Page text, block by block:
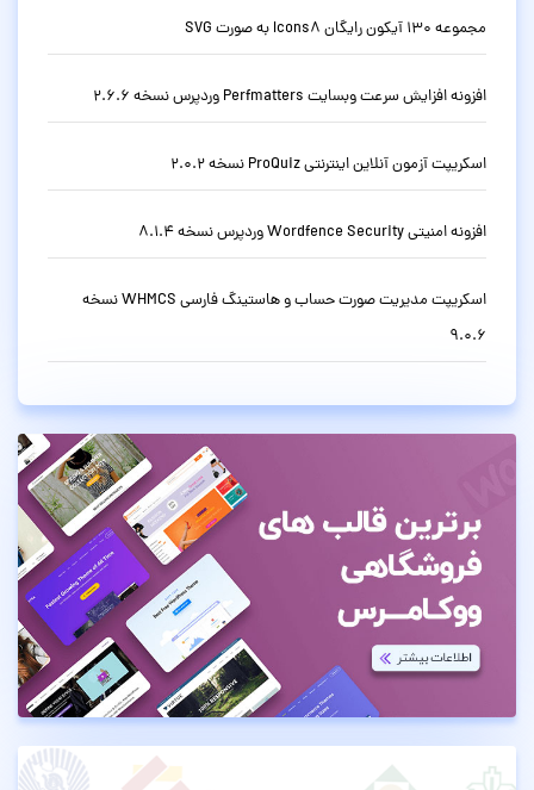
مجموعه 130 آیکون رایگان Icons8 به صورت SVG
افزونه افزایش سرعت وبسایت Perfmatters وردپرس نسخه 2.6.6
اسکریپت آزمون آنلاین اینترنتی ProQuiz نسخه 2.0.2
افزونه امنیتی Wordfence Security وردپرس نسخه 8.1.4
اسکریپت مدیریت صورت حساب و هاستینگ فارسی WHMCS نسخه
9.0.6